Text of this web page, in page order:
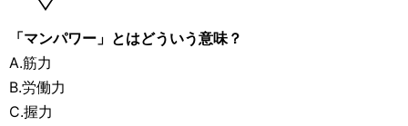
「マンパワー」とはどういう意味？
A.筋力
B.労働力
C.握力